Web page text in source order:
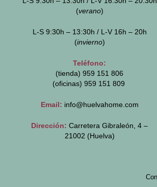
(verano)
L-S 9:30h – 13:30h / L-V 16h – 20h
(invierno)
Teléfono:
(tienda) 959 151 806
(oficinas) 959 151 809
Email: info@huelvahome.com
Dirección: Carretera Gibraleón, 4 –
21002 (Huelva)